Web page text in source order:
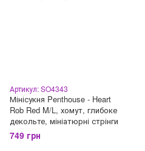
Артикул: SO4343
Мінісукня Penthouse - Heart
Rob Red M/L, хомут, глибоке
декольте, мініатюрні стрінги
749 грн